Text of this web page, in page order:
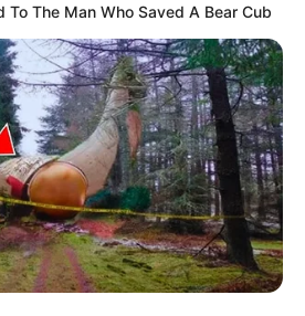
To The Man Who Saved A Bear Cub